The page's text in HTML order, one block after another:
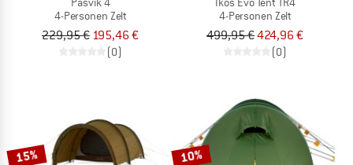
4-Personen Zelt
229,95 € 195,46 €
(0)
4-Personen Zelt
499,95 €424,96 €
(0)
15% 10%